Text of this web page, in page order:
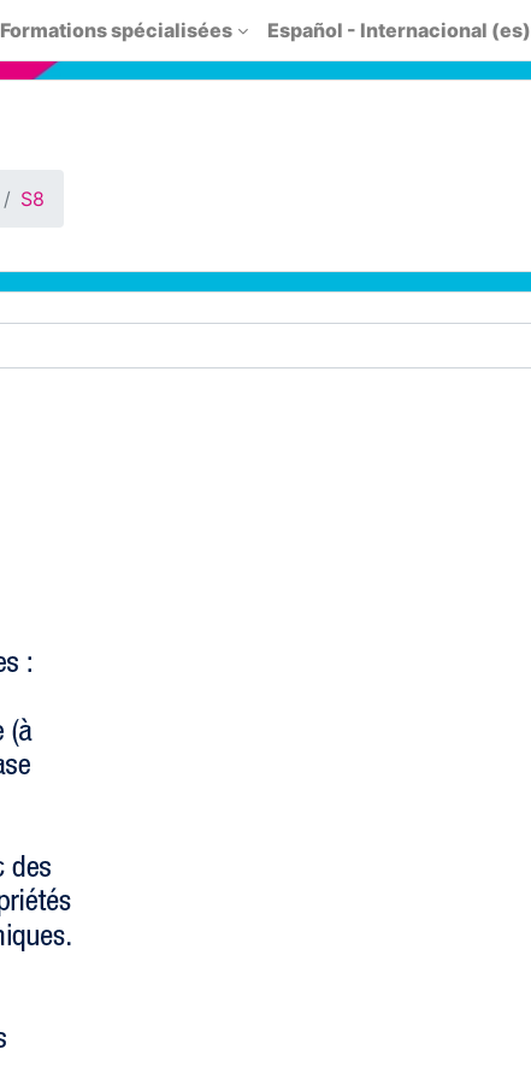
Formations spécialisées Español - Internacional ‎(es)‎
S8